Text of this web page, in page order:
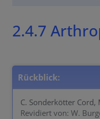
2.4.7
Rückblick:
C. Sonderkötter Cord,
Revidiert von: W.